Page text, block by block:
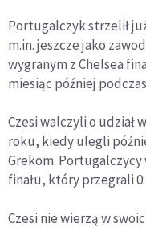
Portugalczyk strzelił
m.in. jeszcze jako
wygranym z Chelsea
miesiąc później
Czesi walczyli o udział
roku, kiedy ulegli
Grekom.
finału, który przegrali
Czesi nie wierzą w